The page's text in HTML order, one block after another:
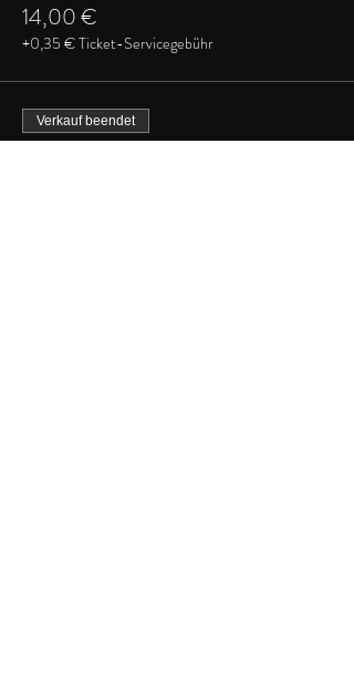
14,00 €
+0,35 € Ticket-Servicegebühr
Verkauf beendet